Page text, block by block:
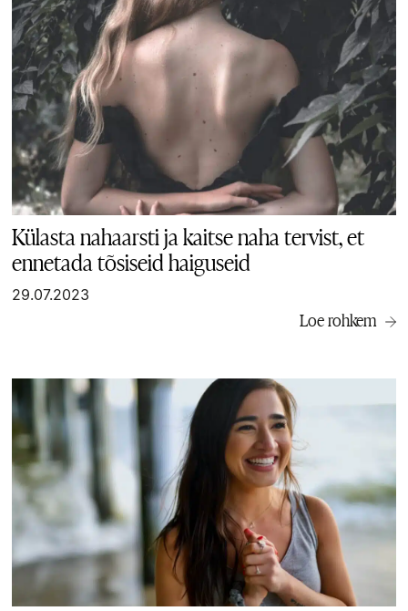
Külasta nahaarsti ja kaitse naha tervist, et
ennetada tõsiseid haiguseid
29.07.2023
Loe rohkem